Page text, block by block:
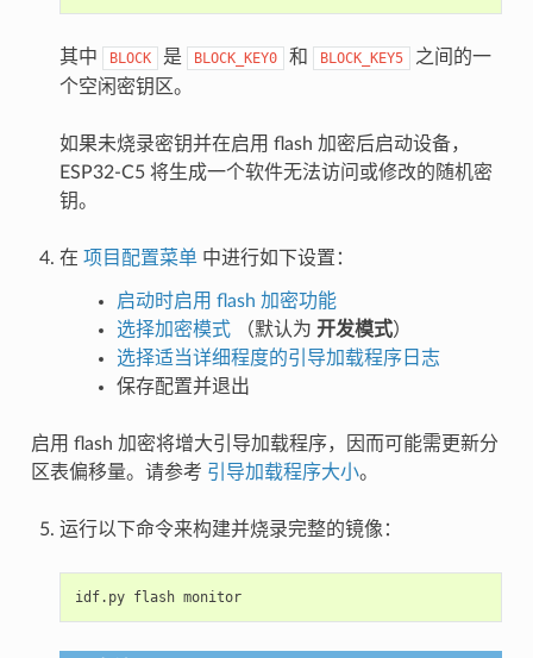
其中 BLOCK 是 BLOCK_KEY0 和 BLOCK_KEY5
之间的一
个空闲密钥区。
如果未烧录密钥并在启用 flash 加密后启动设备，
ESP32-C5 将生成一个软件无法访问或修改的随机密
钥。
在 项目配置菜单中进行如下设置：
启动时启用 flash 加密功能
选择加密模式（默认为 开发模式）
选择适当详细程度的引导加载程序日志
保存配置并退出
启用 flash 加密将增大引导加载程序，因而可能需更新分
区表偏移量。请参考 引导加载程序大小。
运行以下命令来构建并烧录完整的镜像：
idf.py flash monitor